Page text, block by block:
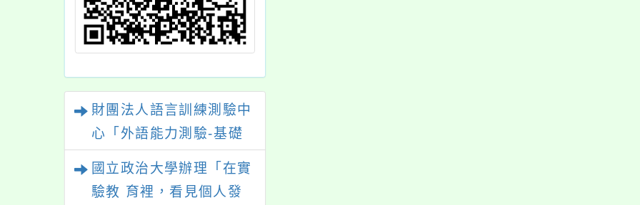
財團法人語言訓練測驗中
心「外語能力測驗-基礎
國立政治大學辦理「在實
驗教 育裡，看見個人發